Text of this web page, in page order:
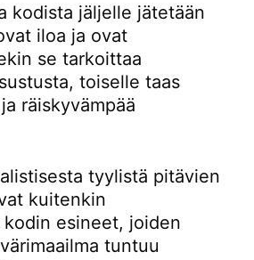
kodista jäljelle jätetään
iloa ja ovat
se tarkoittaa
toiselle taas
räiskyvämpää
tyylistä pitävien
kuitenkin
esineet, joiden
tuntuu